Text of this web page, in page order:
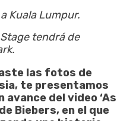
Kuala Lumpur.
Stage tendrá de
las fotos de
te presentamos
avance del video ‘As
Biebers, en el que